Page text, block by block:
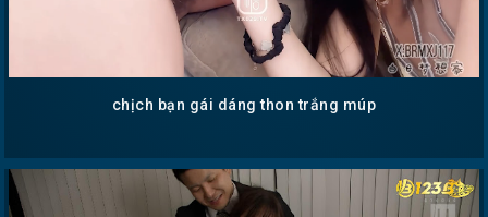
chịch bạn gái dáng thon trắng múp